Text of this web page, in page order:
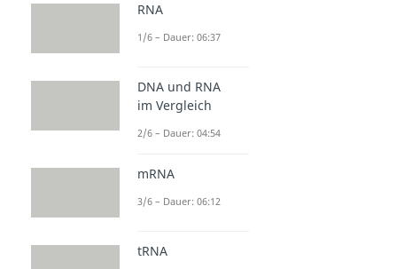
RNA
1/6 – Dauer: 06:37
DNA und RNA
im Vergleich
2/6 – Dauer: 04:54
mRNA
3/6 – Dauer: 06:12
tRNA